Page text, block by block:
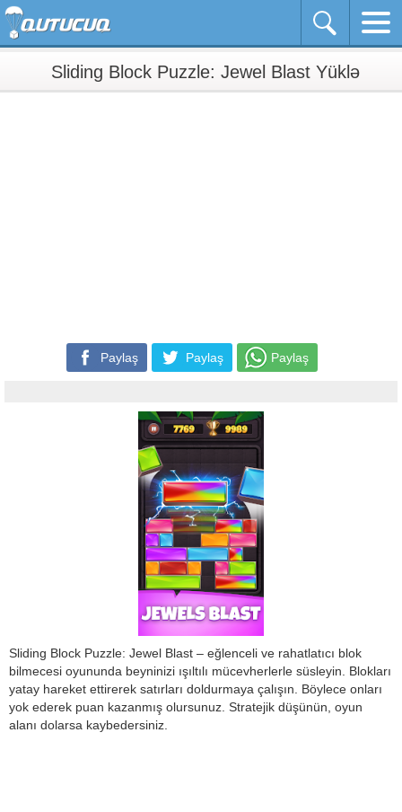
Sliding Block Puzzle: Jewel Blast Yüklə
Paylaş Paylaş Paylaş
Sliding Block Puzzle: Jewel Blast – eğlenceli ve rahatlatıcı blok
bilmecesi oyununda beyninizi ışıltılı mücevherlerle süsleyin. Blokları
yatay hareket ettirerek satırları doldurmaya çalışın. Böylece onları
yok ederek puan kazanmış olursunuz. Stratejik düşünün, oyun
alanı dolarsa kaybedersiniz.